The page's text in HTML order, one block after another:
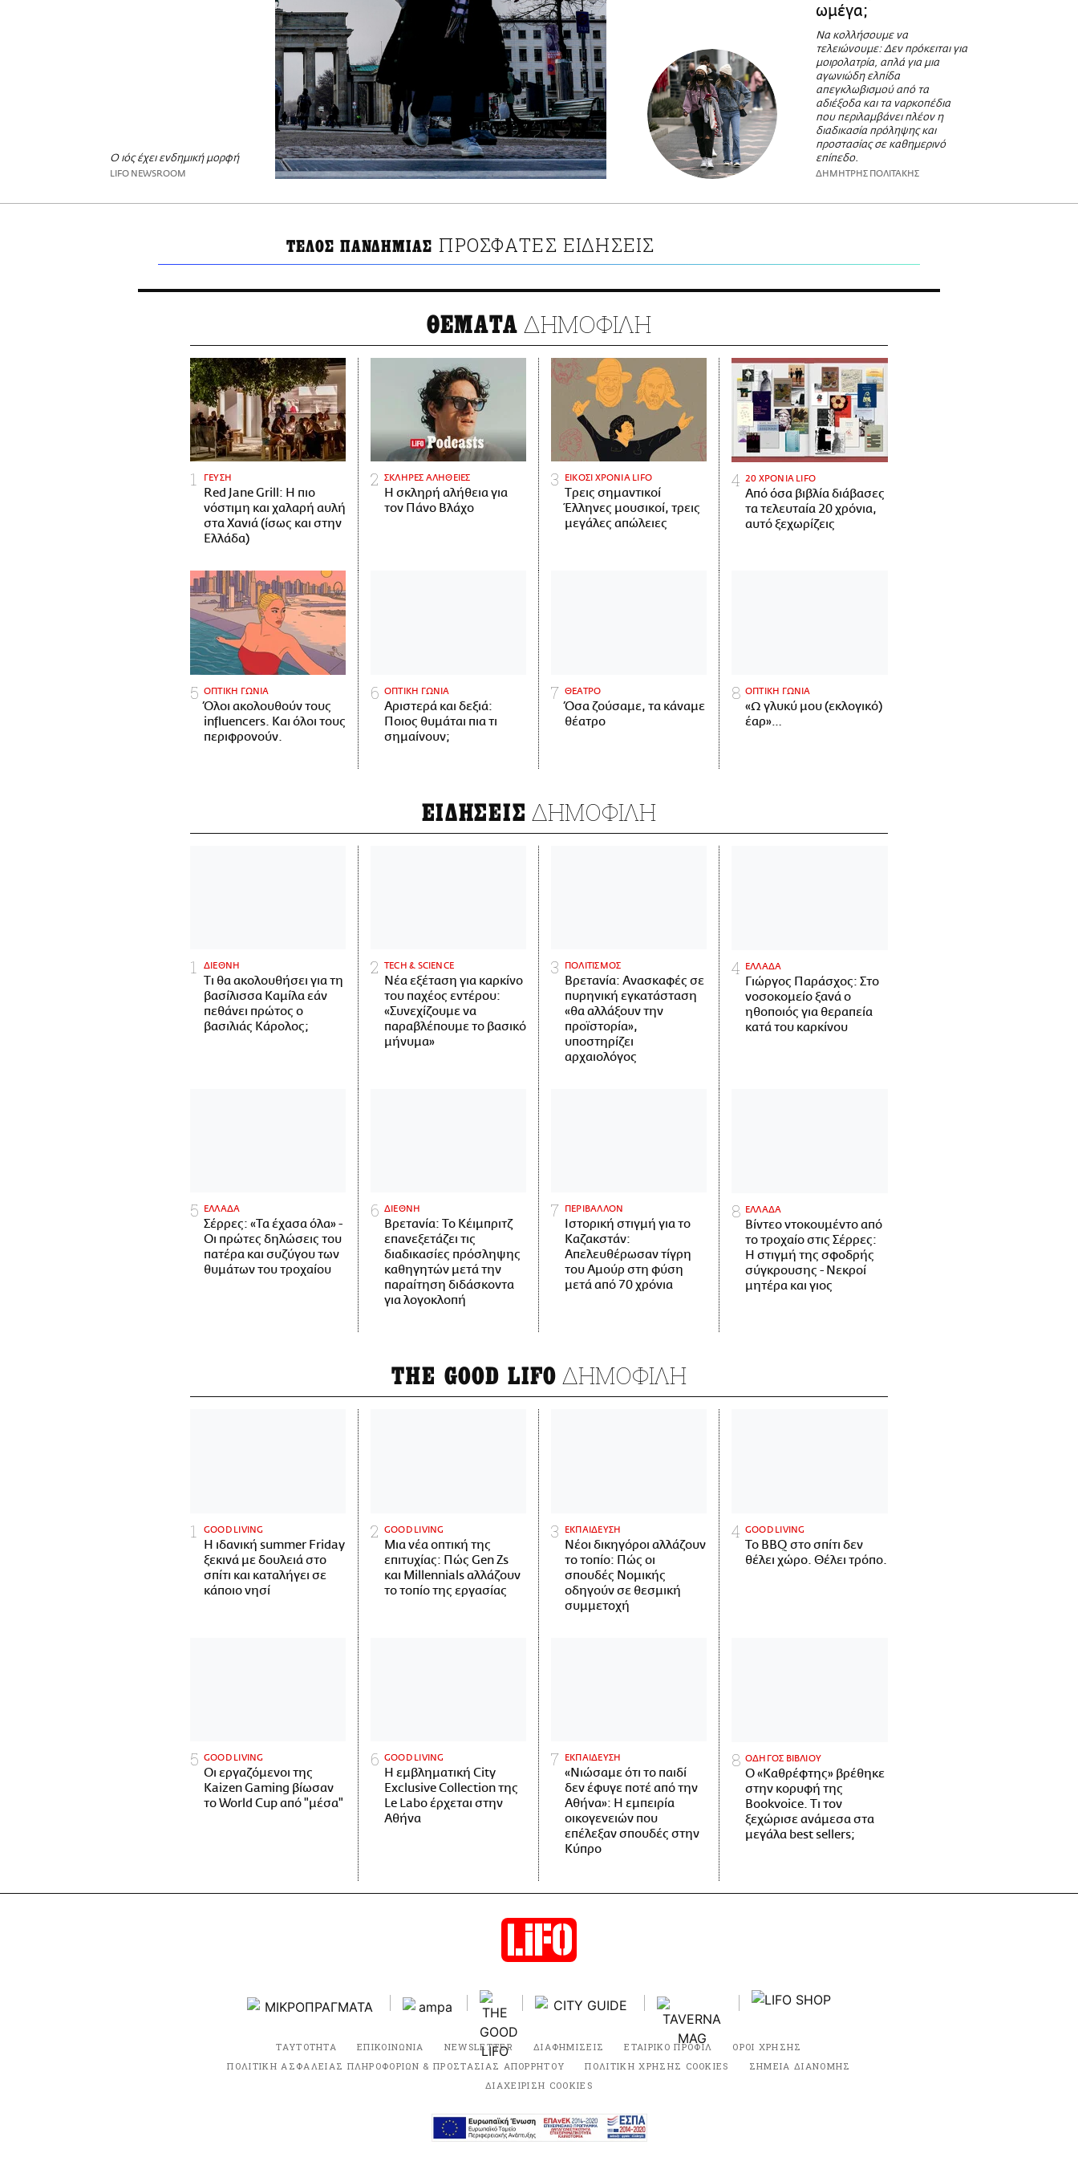
Ο ιός έχει ενδημική μορφή
LIFO NEWSROOM
ωμέγα;
Να κολλήσουμε να
τελειώνουμε: Δεν πρόκειται για
μοιρολατρία, απλά για μια
αγωνιώδη ελπίδα
απεγκλωβισμού από τα
αδιέξοδα και τα ναρκοπέδια
που περιλαμβάνει πλέον η
διαδικασία πρόληψης και
προστασίας σε καθημερινό
επίπεδο.
ΔΗΜΗΤΡΗΣ ΠΟΛΙΤΑΚΗΣ
ΤΕΛΟΣ ΠΑΝΔΗΜΙΑΣ ΠΡΟΣΦΑΤΕΣ ΕΙΔΗΣΕΙΣ
ΘΕΜΑΤΑ ΔΗΜΟΦΙΛΗ
ΓΕΥΣΗ
Red Jane Grill: Η πιο
νόστιμη και χαλαρή αυλή
στα Χανιά (ίσως και στην
Ελλάδα)
ΣΚΛΗΡΕΣ ΑΛΗΘΕΙΕΣ
H σκληρή αλήθεια για
τον Πάνο Βλάχο
ΕΙΚΟΣΙ ΧΡΟΝΙΑ LIFO
Tρεις σημαντικοί
Έλληνες μουσικοί, τρεις
μεγάλες απώλειες
20 ΧΡΟΝΙΑ LIFO
Από όσα βιβλία διάβασες
τα τελευταία 20 χρόνια,
αυτό ξεχωρίζεις
ΟΠΤΙΚΗ ΓΩΝΙΑ
Όλοι ακολουθούν τους
influencers. Και όλοι τους
περιφρονούν.
ΟΠΤΙΚΗ ΓΩΝΙΑ
Αριστερά και δεξιά:
Ποιος θυμάται πια τι
σημαίνουν;
ΘΕΑΤΡΟ
Όσα ζούσαμε, τα κάναμε
θέατρο
ΟΠΤΙΚΗ ΓΩΝΙΑ
«Ω γλυκύ μου (εκλογικό)
έαρ»…
ΕΙΔΗΣΕΙΣ ΔΗΜΟΦΙΛΗ
ΔΙΕΘΝΗ
Τι θα ακολουθήσει για τη
βασίλισσα Καμίλα εάν
πεθάνει πρώτος ο
βασιλιάς Κάρολος;
ΤECH & SCIENCE
Νέα εξέταση για καρκίνο
του παχέος εντέρου:
«Συνεχίζουμε να
παραβλέπουμε το βασικό
μήνυμα»
ΠΟΛΙΤΙΣΜΟΣ
Βρετανία: Ανασκαφές σε
πυρηνική εγκατάσταση
«θα αλλάξουν την
προϊστορία»,
υποστηρίζει
αρχαιολόγος
ΕΛΛΑΔΑ
Γιώργος Παράσχος: Στο
νοσοκομείο ξανά ο
ηθοποιός για θεραπεία
κατά του καρκίνου
ΕΛΛΑΔΑ
Σέρρες: «Τα έχασα όλα» -
Οι πρώτες δηλώσεις του
πατέρα και συζύγου των
θυμάτων του τροχαίου
ΔΙΕΘΝΗ
Βρετανία: Το Κέιμπριτζ
επανεξετάζει τις
διαδικασίες πρόσληψης
καθηγητών μετά την
παραίτηση διδάσκοντα
για λογοκλοπή
ΠΕΡΙΒΑΛΛΟΝ
Ιστορική στιγμή για το
Καζακστάν:
Απελευθέρωσαν τίγρη
του Αμούρ στη φύση
μετά από 70 χρόνια
ΕΛΛΑΔΑ
Βίντεο ντοκουμέντο από
το τροχαίο στις Σέρρες:
Η στιγμή της σφοδρής
σύγκρουσης - Νεκροί
μητέρα και γιος
THE GOOD LIFO ΔΗΜΟΦΙΛΗ
GOOD LIVING
Η ιδανική summer Friday
ξεκινά με δουλειά στο
σπίτι και καταλήγει σε
κάποιο νησί
GOOD LIVING
Μια νέα οπτική της
επιτυχίας: Πώς Gen Zs
και Millennials αλλάζουν
το τοπίο της εργασίας
ΕΚΠΑΙΔΕΥΣΗ
Νέοι δικηγόροι αλλάζουν
το τοπίο: Πώς οι
σπουδές Νομικής
οδηγούν σε θεσμική
συμμετοχή
GOOD LIVING
Το BBQ στο σπίτι δεν
θέλει χώρο. Θέλει τρόπο.
GOOD LIVING
Οι εργαζόμενοι της
Kaizen Gaming βίωσαν
το World Cup από "μέσα"
GOOD LIVING
Η εμβληματική City
Exclusive Collection της
Le Labo έρχεται στην
Αθήνα
ΕΚΠΑΙΔΕΥΣΗ
«Νιώσαμε ότι το παιδί
δεν έφυγε ποτέ από την
Αθήνα»: Η εμπειρία
οικογενειών που
επέλεξαν σπουδές στην
Κύπρο
ΟΔΗΓΟΣ ΒΙΒΛΙΟΥ
Ο «Καθρέφτης» βρέθηκε
στην κορυφή της
Bookvoice. Τι τον
ξεχώρισε ανάμεσα στα
μεγάλα best sellers;
ΤΑΥΤΟΤΗΤΑ ΕΠΙΚΟΙΝΩΝΙΑ NEWSLETTER ΔΙΑΦΗΜΙΣΕΙΣ ΕΤΑΙΡΙΚΟ ΠΡΟΦΙΛ
ΟΡΟΙ ΧΡΗΣΗΣ
ΠΟΛΙΤΙΚΗ ΑΣΦΑΛΕΙΑΣ ΠΛΗΡΟΦΟΡΙΩΝ & ΠΡΟΣΤΑΣΙΑΣ ΑΠΟΡΡΗΤΟΥ
ΠΟΛΙΤΙΚΗ ΧΡΗΣΗΣ COOKIES
ΣΗΜΕΙΑ ΔΙΑΝΟΜΗΣ
ΔΙΑΧΕΙΡΙΣΗ COOKIES